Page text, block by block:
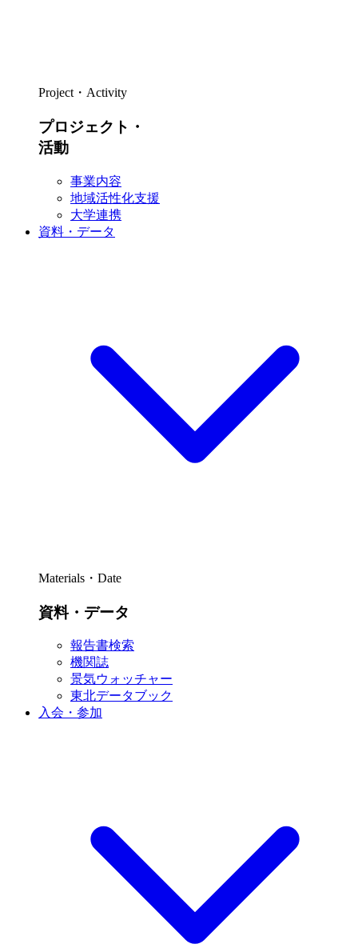
Project・Activity
プロジェクト・
活動
事業内容
地域活性化支援
大学連携
資料・データ
Materials・Date
資料・データ
報告書検索
機関誌
景気ウォッチャー
東北データブック
入会・参加